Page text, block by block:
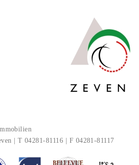
| T 04281-81116 | F 04281-81117